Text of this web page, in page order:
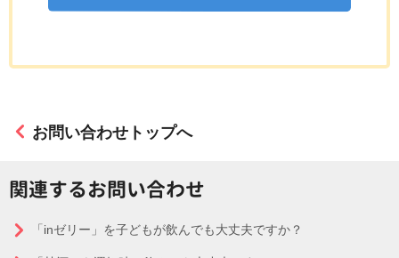
お問い合わせトップへ
関連するお問い合わせ
「inゼリー」を子どもが飲んでも大丈夫ですか？